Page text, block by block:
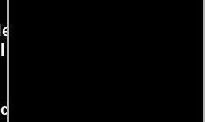
la película Viaje a las
país desconocido